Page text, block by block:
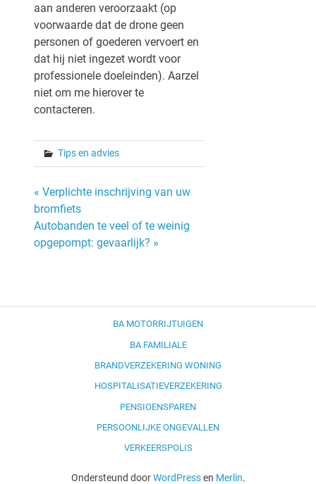
aan anderen veroorzaakt (op
voorwaarde dat de drone geen
personen of goederen vervoert en
dat hij niet ingezet wordt voor
professionele doeleinden). Aarzel
niet om me hierover te
contacteren.
Tips en advies
Bericht
navigatie
« Verplichte inschrijving van uw
bromfiets
Autobanden te veel of te weinig
opgepompt: gevaarlijk? »
BA MOTORRIJTUIGEN
BA FAMILIALE
BRANDVERZEKERING WONING
HOSPITALISATIEVERZEKERING
PENSIOENSPAREN
PERSOONLIJKE ONGEVALLEN
VERKEERSPOLIS
Ondersteund doorWordPressen Merlin.